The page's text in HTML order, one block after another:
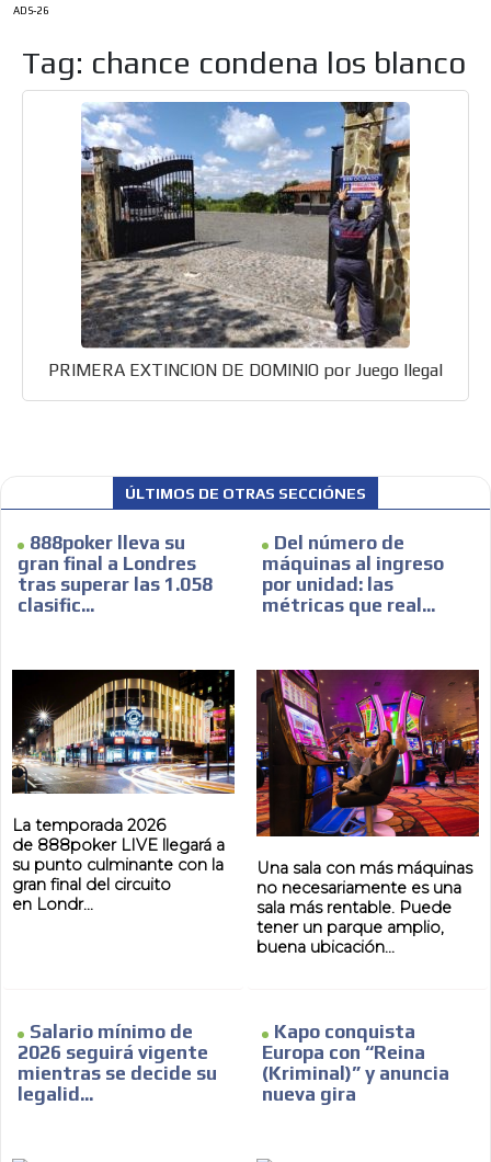
ADS-26
Tag: chance condena los blanco
PRIMERA EXTINCION DE DOMINIO por Juego Ilegal
ÚLTIMOS DE OTRAS SECCIÓNES
888poker lleva su
gran final a Londres
tras superar las 1.058
clasific...
La temporada 2026
de 888poker LIVE llegará a
su punto culminante con la
gran final del circuito
en Londr...
Del número de
máquinas al ingreso
por unidad: las
métricas que real...
Una sala con más máquinas
no necesariamente es una
sala más rentable. Puede
tener un parque amplio,
buena ubicación...
Salario mínimo de
2026 seguirá vigente
mientras se decide su
legalid...
Kapo conquista
Europa con “Reina
(Kriminal)” y anuncia
nueva gira